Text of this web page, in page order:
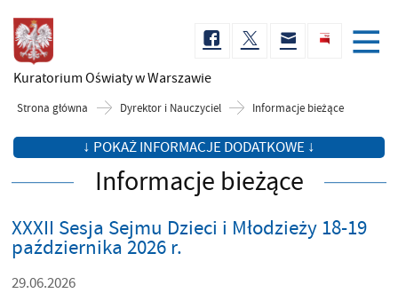
Kuratorium Oświatyw Warszawie
Strona główna Dyrektor i Nauczyciel Informacje bieżące
↓ POKAŻ INFORMACJE DODATKOWE ↓
Informacje bieżące
XXXII Sesja Sejmu Dzieci i Młodzieży 18-19
października 2026 r.
29.06.2026